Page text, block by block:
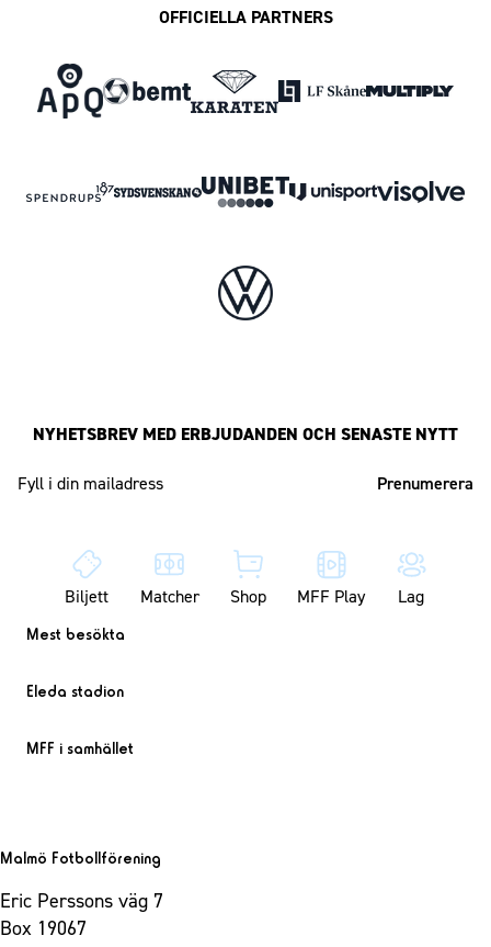
OFFICIELLA PARTNERS
NYHETSBREV MED ERBJUDANDEN OCH SENASTE NYTT
Biljett Matcher Shop MFF Play Lag
Mest besökta
Eleda stadion
MFF i samhället
Malmö Fotbollförening
Eric Perssons väg 7
Box 19067